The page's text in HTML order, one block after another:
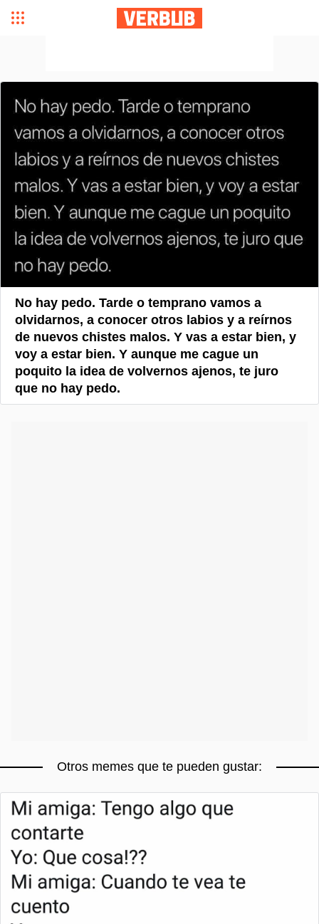
No hay pedo. Tarde o temprano vamos a
olvidarnos, a conocer otros labios y a reírnos
de nuevos chistes malos. Y vas a estar bien, y
voy a estar bien. Y aunque me cague un
poquito la idea de volvernos ajenos, te juro
que no hay pedo.
Otros memes que te pueden gustar: